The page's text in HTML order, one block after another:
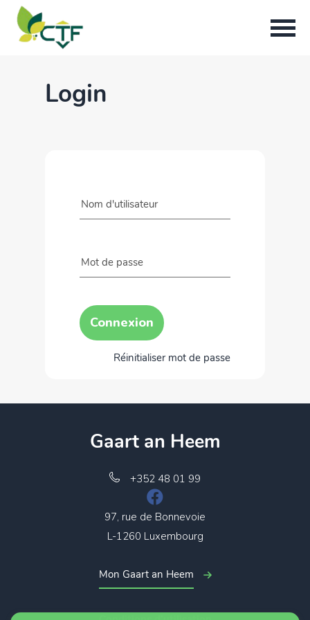
Login
Réinitialiser mot de passe
Gaart an Heem
+352 48 01 99
97, rue de Bonnevoie
L-1260 Luxembourg
Mon Gaart an Heem